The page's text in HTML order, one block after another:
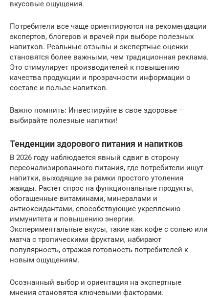
вкусовые ощущения.
Потребители все чаще ориентируются на рекомендации
экспертов, блогеров и врачей при выборе полезных
напитков. Реальные отзывы и экспертные оценки
становятся более важными, чем традиционная реклама.
Это стимулирует производителей к повышению
качества продукции и прозрачности информации о
составе и пользе напитков.
Важно помнить: Инвестируйте в свое здоровье –
выбирайте полезные напитки!
Тенденции здорового питания и напитков
В 2026 году наблюдается явный сдвиг в сторону
персонализированного питания, где потребители ищут
напитки, выходящие за рамки простого утоления
жажды. Растет спрос на функциональные продукты,
обогащенные витаминами, минералами и
антиоксидантами, способствующие укреплению
иммунитета и повышению энергии.
Экспериментальные вкусы, такие как кофе с солью или
матча с тропическими фруктами, набирают
популярность, отражая готовность потребителей к
новым ощущениям.
Осознанный выбор и ориентация на экспертные
мнения становятся ключевыми факторами.